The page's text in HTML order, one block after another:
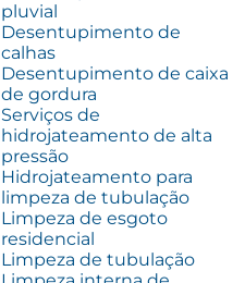
pluvial
Desentupimento de
calhas
Desentupimento de caixa
de gordura
Serviços de
hidrojateamento de alta
pressão
Hidrojateamento para
limpeza de tubulação
Limpeza de esgoto
residencial
Limpeza de tubulação